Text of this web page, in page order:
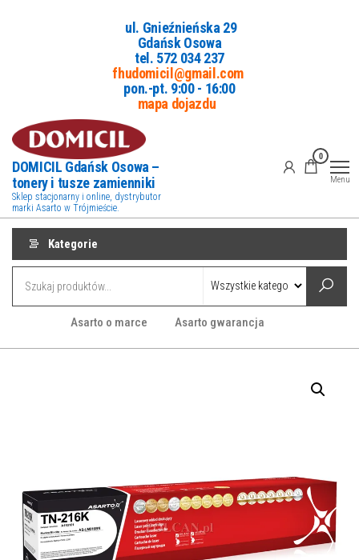
ul. Gnieźnieńska 29
Gdańsk Osowa
tel. 572 034 237
fhudomicil@gmail.com
pon.-pt. 9:00 - 16:00
mapa dojazdu
DOMICIL Gdańsk Osowa –
tonery i tusze zamienniki
Sklep stacjonarny i online, dystrybutor
marki Asarto w Trójmieście.
0
Menu
Kategorie
Asarto o marce Asarto gwarancja